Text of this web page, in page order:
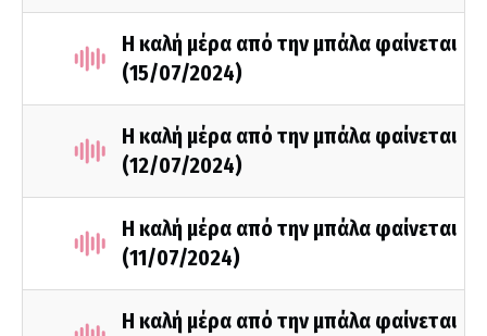
Η καλή μέρα από την μπάλα φαίνεται
(15/07/2024)
Η καλή μέρα από την μπάλα φαίνεται
(12/07/2024)
Η καλή μέρα από την μπάλα φαίνεται
(11/07/2024)
Η καλή μέρα από την μπάλα φαίνεται